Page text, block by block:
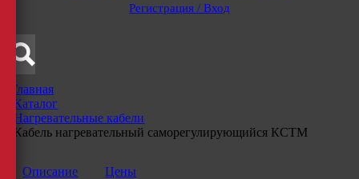
Регистрация / Вход
Главная
Каталог
Нагревательные кабели
Кабель нагревательный саморегулирующийся КСТМ
Описание Цены